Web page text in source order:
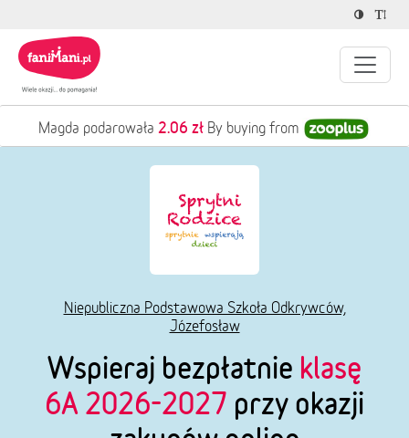
Agnieszka podarowała8.36 złBy buying from
Niepubliczna Podstawowa Szkoła Odkrywców,
Józefosław
Wspieraj bezpłatnie klasę
6A 2026-2027 przy okazji